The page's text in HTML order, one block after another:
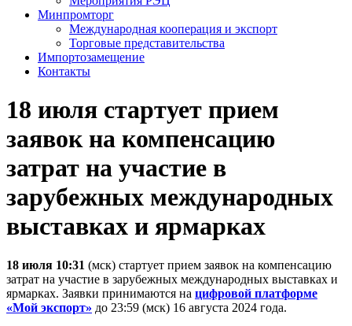
Минпромторг
Международная кооперация и экспорт
Торговые представительства
Импортозамещение
Контакты
18 июля стартует прием
заявок на компенсацию
затрат на участие в
зарубежных международных
выставках и ярмарках
18 июля 10:31 (мск) стартует прием заявок на компенсацию
затрат на участие в зарубежных международных выставках и
ярмарках. Заявки принимаются на цифровой платформе
«Мой экспорт» до 23:59 (мск) 16 августа 2024 года.